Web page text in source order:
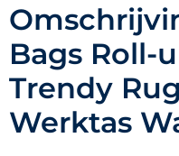
Bags Roll-
Trendy
Werktas